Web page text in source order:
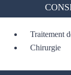
Traitement
Chirurgie